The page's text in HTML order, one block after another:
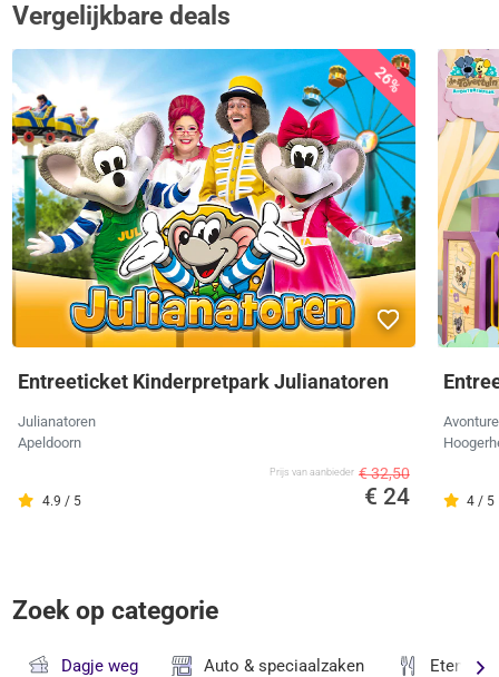
Vergelijkbare deals
26%
Entreeticket Kinderpretpark Julianatoren
Julianatoren
Apeldoorn
4.9 / 5
Prijs van aanbieder € 32,50
€ 24 4 / 5
Zoek op categorie
Dagje weg Auto & speciaalzaken Eten &